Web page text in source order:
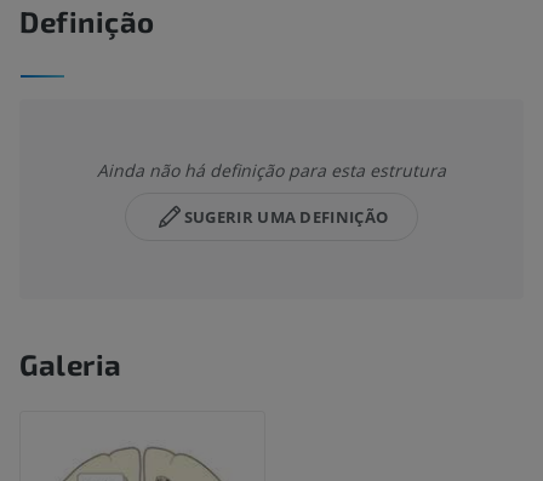
Definição
Ainda não há definição para esta estrutura
SUGERIR UMA DEFINIÇÃO
Galeria